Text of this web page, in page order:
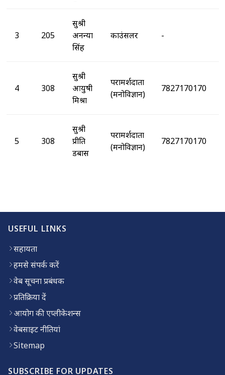
3 205
सुश्री
अनन्या
सिंह
काउंसलर -
4 308
सुश्री
आयुषी
मिश्रा
परामर्शदाता
(मनोविज्ञान)
7827170170
5 308
सुश्री
प्रीति
डबास
परामर्शदाता
(मनोविज्ञान)
7827170170
USEFUL LINKS
सहायता
हमसे संपर्क करें
वेब सूचना प्रबंधक
प्रतिक्रिया दें
आयोग की एप्लीकेशन्स
वेबसाइट नीतियां
Sitemap
SUBSCRIBE FOR UPDATES